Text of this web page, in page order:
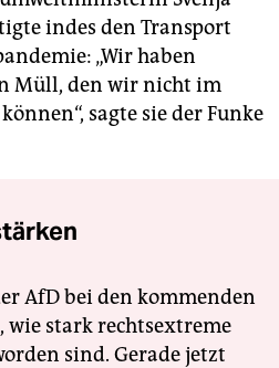
indes den Transport
„Wir haben
Müll, den wir nicht im
sagte sie der Funke
AfD bei den kommenden
wie stark rechtsextreme
sind. Gerade jetzt